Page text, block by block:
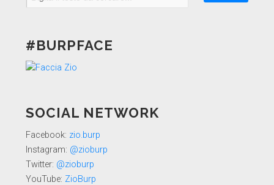
#BURPFACE
SOCIAL NETWORK
Facebook: zio.burp
Instagram: @zioburp
Twitter: @zioburp
YouTube: ZioBurp